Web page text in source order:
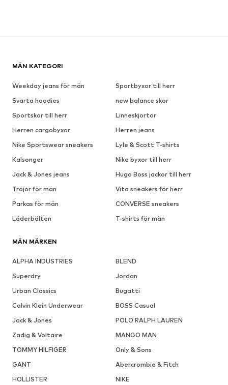
MÄN KATEGORI
Weekday jeans för män
Sportbyxor till herr
Svarta hoodies
new balance skor
Sportskor till herr
Linneskjortor
Herren cargobyxor
Herren jeans
Nike Sportswear sneakers
Lyle & Scott T-shirts
Kalsonger
Nike byxor till herr
Jack & Jones jeans
Hugo Boss jackor till herr
Tröjor för män
Vita sneakers för herr
Parkas för män
CONVERSE sneakers
Läderbälten
T-shirts för män
MÄN MÄRKEN
ALPHA INDUSTRIES
BLEND
Superdry
Jordan
Urban Classics
Bugatti
Calvin Klein Underwear
BOSS Casual
Jack & Jones
POLO RALPH LAUREN
Zadig & Voltaire
MANGO MAN
TOMMY HILFIGER
Only & Sons
GANT
Abercrombie & Fitch
HOLLISTER
NIKE